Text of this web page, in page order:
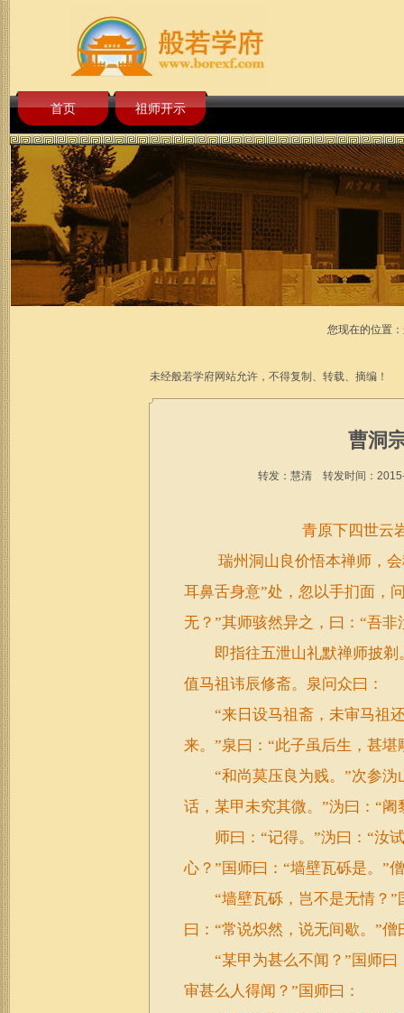
首页 祖师开示
曹洞
转发：慧清 转发时间：
青原下四世云
瑞州洞山良价悟本禅师，
耳鼻舌身意”处，忽以手扪面，
无？”其师骇然异之，曰：“吾非
即指往五泄山礼默禅师披剃
值马祖讳辰修斋。泉问众曰：
“来日设马祖斋，未审马祖还
来。”泉曰：“此子虽后生，甚堪
“和尚莫压良为贱。”次参沩
话，某甲未究其微。”沩曰：“阇
师曰：“记得。”沩曰：“汝试
心？”国师曰：“墙壁瓦砾是。”
“墙壁瓦砾，岂不是无情？”
曰：“常说炽然，说无间歇。”僧
“某甲为甚么不闻？”国师曰
审甚么人得闻？”国师曰：
您现在的位置：
未经般若学府网站允许，不得复制、转载、摘编！